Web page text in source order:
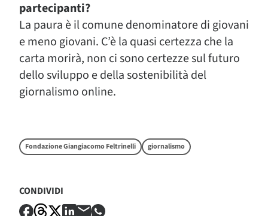
partecipanti?
La paura è il comune denominatore di giovani
e meno giovani. C’è la quasi certezza che la
carta morirà, non ci sono certezze sul futuro
dello sviluppo e della sostenibilità del
giornalismo online.
Fondazione Giangiacomo Feltrinelli giornalismo
CONDIVIDI